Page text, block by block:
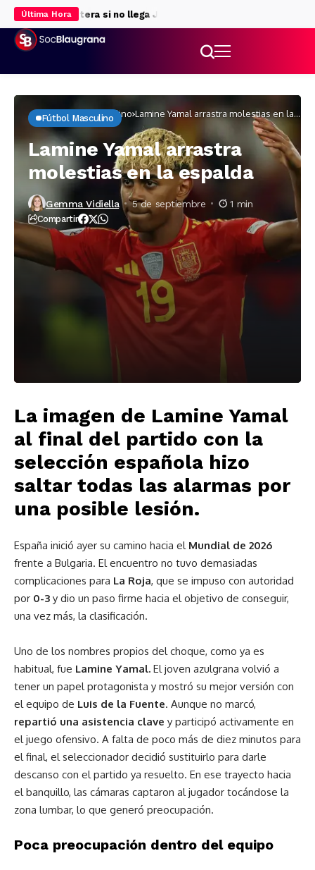
Última Hora
para la delantera si no llega Julián Álvarez
Inicio Fútbol masculino Lamine Yamal arrastra molestias en la
Fútbol Masculino
Lamine Yamal arrastra
molestias en la espalda
Gemma Vidiella 5 de septiembre 1 min
Compartir
La imagen de Lamine Yamal
al final del partido con la
selección española hizo
saltar todas las alarmas por
una posible lesión.
España inició ayer su camino hacia el Mundial de 2026
frente a Bulgaria. El encuentro no tuvo demasiadas
complicaciones para La Roja, que se impuso con autoridad
por 0-3 y dio un paso firme hacia el objetivo de conseguir,
una vez más, la clasificación.
Uno de los nombres propios del choque, como ya es
habitual, fue Lamine Yamal. El joven azulgrana volvió a
tener un papel protagonista y mostró su mejor versión con
el equipo de Luis de la Fuente. Aunque no marcó,
repartió una asistencia clave y participó activamente en
el juego ofensivo. A falta de poco más de diez minutos para
el final, el seleccionador decidió sustituirlo para darle
descanso con el partido ya resuelto. En ese trayecto hacia
el banquillo, las cámaras captaron al jugador tocándose la
zona lumbar, lo que generó preocupación.
Poca preocupación dentro del equipo